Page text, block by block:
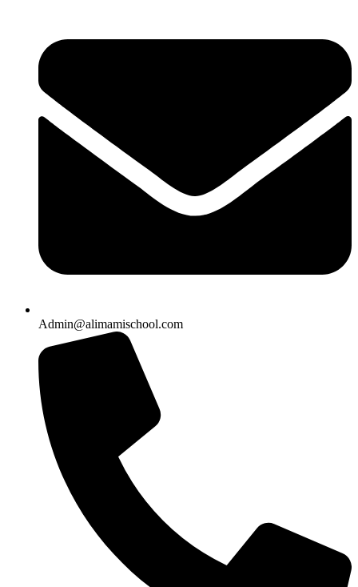
Admin@alimamischool.com